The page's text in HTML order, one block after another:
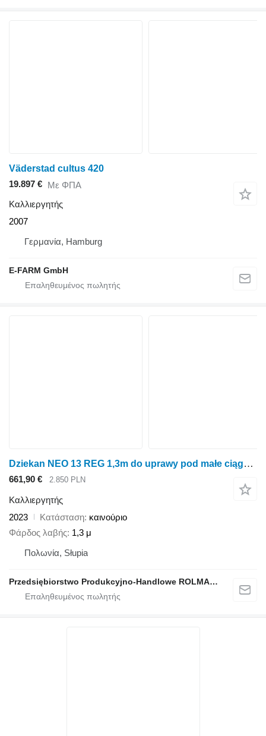
Väderstad cultus 420
19.897 € Με ΦΠΑ
Καλλιεργητής
2007
Γερμανία, Hamburg
E-FARM GmbH
Dziekan NEO 13 REG 1,3m do uprawy pod małe ciągniki
661,90 € 2.850 PLN
Καλλιεργητής
2023
Κατάσταση καινούριο
Φάρδος λαβής 1,3 μ
Πολωνία, Słupia
Przedsiębiorstwo Produkcyjno-Handlowe ROLMAPOL Marcin Dziekan